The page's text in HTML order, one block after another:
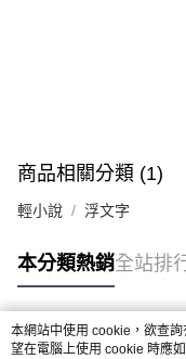
商品相關分類 (1)
輕小說 浮文字
本分類熱銷全站排
熱門標籤
本網站中使用 cookie，欲查
望在電腦上使用 cookie 時應